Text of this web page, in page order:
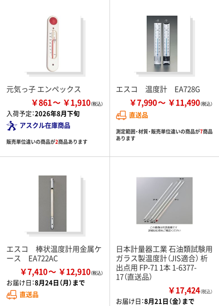
元気っ子 エンペックス
￥861 ￥1,910
入荷予定：2026年8月下旬
アスクル在庫商品
販売単位違いの商品が2商品あります
エスコ 温度計 EA728G
￥7,990 ￥11,490
直送品
測定範囲・材質・販売単位違いの商品が7商品
あります
エスコ 棒状温度計用金属ケ
ース EA722AC
￥7,410 ￥12,910
お届け日：8月24日（月）まで
直送品
日本計量器工業 石油類試験用
ガラス製温度計（JIS適合） 析
出点用 FP-71 1本 1-6377-
17（直送品）
￥17,424（税込）
お届け日：8月21日（金）まで